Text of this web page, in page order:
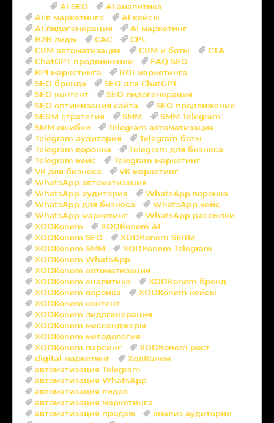
AI SEO
AI аналитика
AI в маркетинге
AI кейсы
AI лидогенерация
AI маркетинг
B2B лиды
CAC
CPL
CRM автоматизация
CRM и боты
CTA
ChatGPT продвижение
FAQ SEO
KPI маркетинга
ROI маркетинга
SEO бренда
SEO для ChatGPT
SEO контент
SEO лидогенерация
SEO оптимизация сайта
SEO продвижение
SERM стратегия
SMM
SMM Telegram
SMM ошибки
Telegram автоматизация
Telegram аудитория
Telegram боты
Telegram воронка
Telegram для бизнеса
Telegram кейс
Telegram маркетинг
VK для бизнеса
VK маркетинг
WhatsApp автоматизация
WhatsApp аудитория
WhatsApp воронка
WhatsApp для бизнеса
WhatsApp кейс
WhatsApp маркетинг
WhatsApp рассылки
XODKonem
XODKonem AI
XODKonem SEO
XODKonem SERM
XODKonem SMM
XODKonem Telegram
XODKonem WhatsApp
XODKonem автоматизация
XODKonem аналитика
XODKonem бренд
XODKonem воронка
XODKonem кейсы
XODKonem контент
XODKonem лидогенерация
XODKonem мессенджеры
XODKonem методология
XODKonem парсинг
XODKonem рост
digital маркетинг
ХодКонем
автоматизация Telegram
автоматизация WhatsApp
автоматизация лидов
автоматизация маркетинга
автоматизация продаж
анализ аудитории